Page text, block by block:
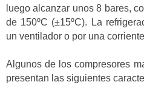
luego alcanzar unos 8 bares,
de 150ºC (±15ºC). La
un ventilador o por una
Algunos de los compresores
presentan las siguientes